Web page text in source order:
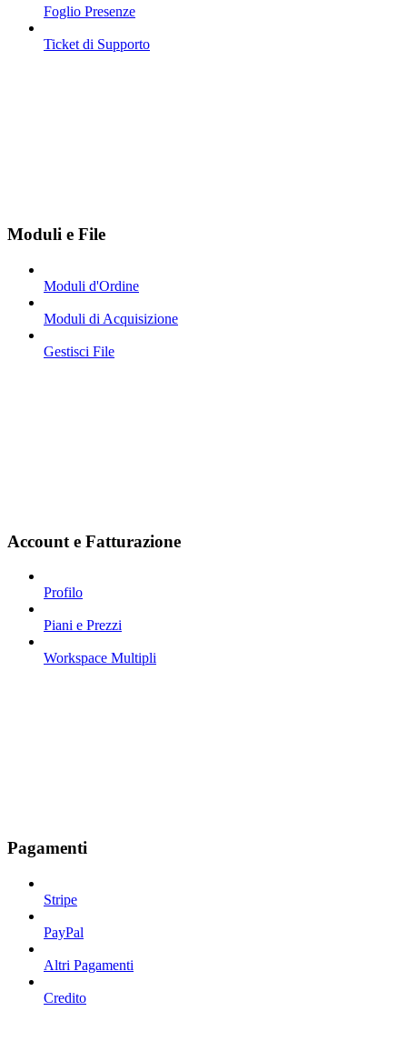
Foglio Presenze
Ticket di Supporto
Moduli e File
Moduli d'Ordine
Moduli di Acquisizione
Gestisci File
Account e Fatturazione
Profilo
Piani e Prezzi
Workspace Multipli
Pagamenti
Stripe
PayPal
Altri Pagamenti
Credito